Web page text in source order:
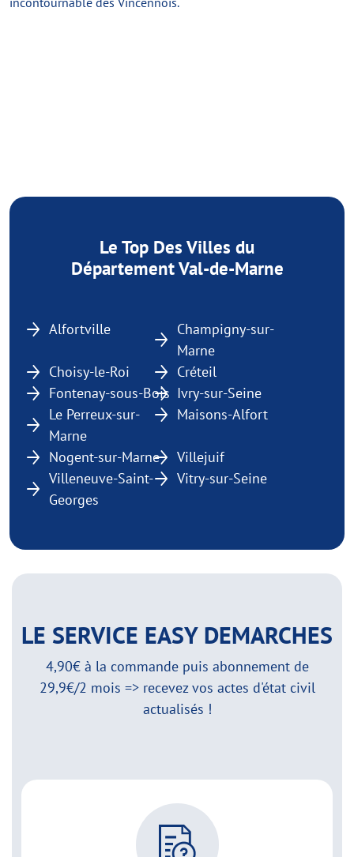
Le Top Des Villes du
Département Val-de-Marne
Alfortville
Champigny-sur-
Marne
Choisy-le-Roi
Créteil
Fontenay-sous-Bois Ivry-sur-Seine
Le Perreux-sur-
Marne
Maisons-Alfort
Nogent-sur-Marne
Villejuif
Villeneuve-Saint-
Georges
Vitry-sur-Seine
LE SERVICE EASY DEMARCHES
4,90€ à la commande puis abonnement de
29,9€/2 mois => recevez vos actes d'état civil
actualisés !